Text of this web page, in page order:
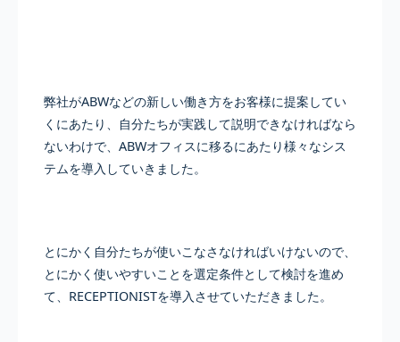
弊社がABWなどの新しい働き方をお客様に提案してい
くにあたり、自分たちが実践して説明できなければなら
ないわけで、ABWオフィスに移るにあたり様々なシス
テムを導入していきました。
とにかく自分たちが使いこなさなければいけないので、
とにかく使いやすいことを選定条件として検討を進め
て、RECEPTIONISTを導入させていただきました。